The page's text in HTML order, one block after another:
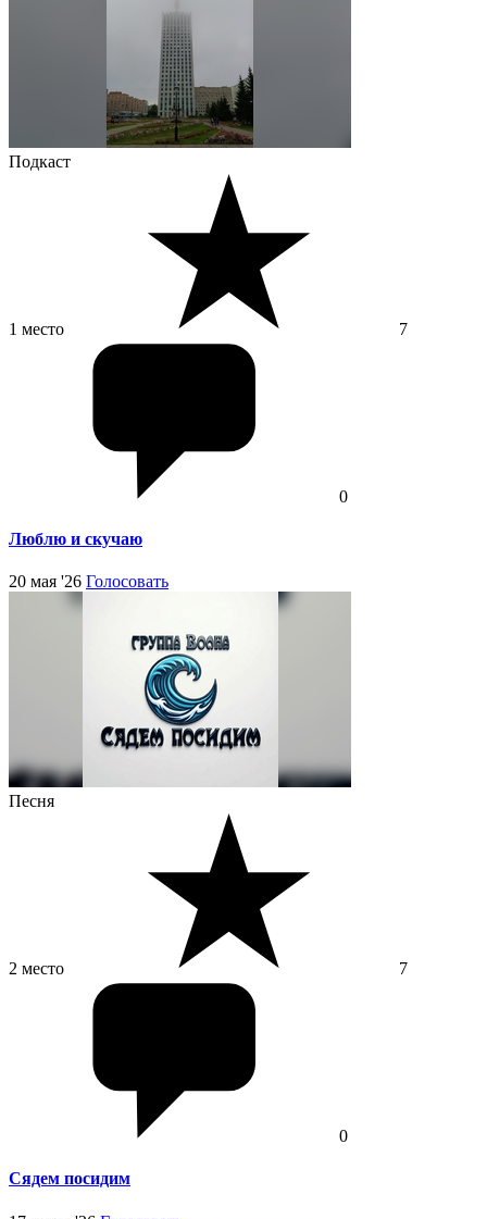
Подкаст
1 место 7
0
Люблю и скучаю
20 мая '26 Голосовать
Песня
2 место 7
0
Сядем посидим